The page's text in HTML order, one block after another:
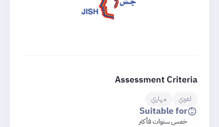
Assessment Criteria
لغوي مهاري
Suitable for
خمس سنوات فأكثر